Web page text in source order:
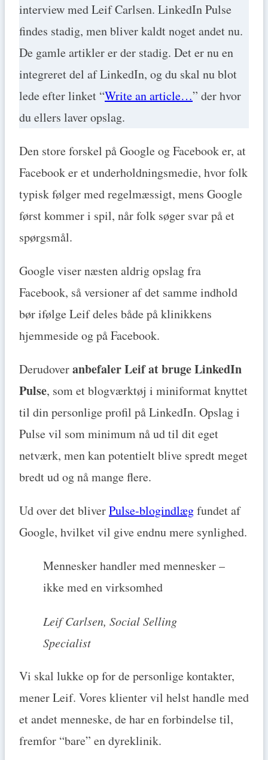
interview med Leif Carlsen. LinkedIn Pulse
findes stadig, men bliver kaldt noget andet nu.
De gamle artikler er der stadig. Det er nu en
integreret del af LinkedIn, og du skal nu blot
lede efter linket “Write an article…” der hvor
du ellers laver opslag.
Den store forskel på Google og Facebook er, at
Facebook er et underholdningsmedie, hvor folk
typisk følger med regelmæssigt, mens Google
først kommer i spil, når folk søger svar på et
spørgsmål.
Google viser næsten aldrig opslag fra
Facebook, så versioner af det samme indhold
bør ifølge Leif deles både på klinikkens
hjemmeside og på Facebook.
Derudoveranbefaler Leif at bruge LinkedIn
Pulse, som et blogværktøj i miniformat knyttet
til din personlige profil på LinkedIn. Opslag i
Pulse vil som minimum nå ud til dit eget
netværk, men kan potentielt blive spredt meget
bredt ud og nå mange flere.
Ud over det bliverPulse-blogindlægfundet af
Google, hvilket vil give endnu mere synlighed.
Mennesker handler med mennesker –
ikke med en virksomhed
Leif Carlsen, Social Selling
Specialist
Vi skal lukke op for de personlige kontakter,
mener Leif. Vores klienter vil helst handle med
et andet menneske, de har en forbindelse til,
fremfor “bare” en dyreklinik.